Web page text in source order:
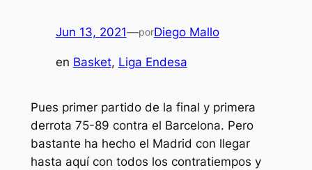
Jun 13, 2021—porDiego Mallo
en Basket, Liga Endesa
Pues primer partido de la final y primera
derrota 75-89 contra el Barcelona. Pero
bastante ha hecho el Madrid con llegar
hasta aquí con todos los contratiempos y